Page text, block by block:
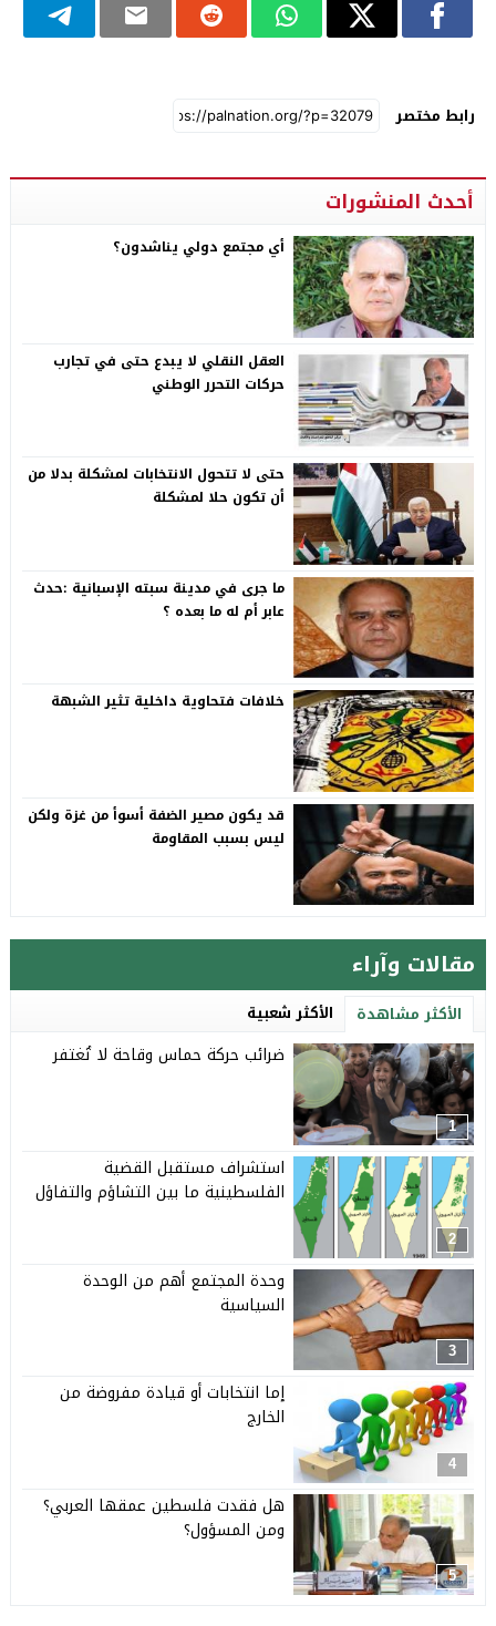
رابط مختصر
أحدث المنشورات
أي مجتمع دولي يناشدون؟
العقل النقلي لا يبدع حتى في تجارب
حركات التحرر الوطني
حتى لا تتحول الانتخابات لمشكلة بدلا من
أن تكون حلا لمشكلة
ما جرى في مدينة سبته الإسبانية :حدث
عابر أم له ما بعده ؟
خلافات فتحاوية داخلية تثير الشبهة
قد يكون مصير الضفة أسوأ من غزة ولكن
ليس بسبب المقاومة
مقالات وآراء
الأكثر مشاهدة الأكثر شعبية
1
ضرائب حركة حماس وقاحة لا تُغتفر
2
استشراف مستقبل القضية
الفلسطينية ما بين التشاؤم والتفاؤل
3
وحدة المجتمع أهم من الوحدة
السياسية
4
إما انتخابات أو قيادة مفروضة من
الخارج
5
هل فقدت فلسطين عمقها العربي؟
ومن المسؤول؟